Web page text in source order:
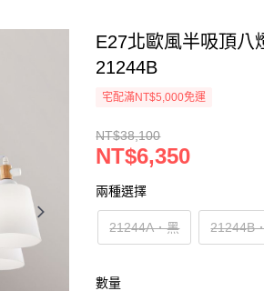
E27北歐風半吸頂八
21244B
宅配滿NT$5,000免運
NT$38,100
NT$6,350
兩種選擇
21244A．黑 21244B
數量